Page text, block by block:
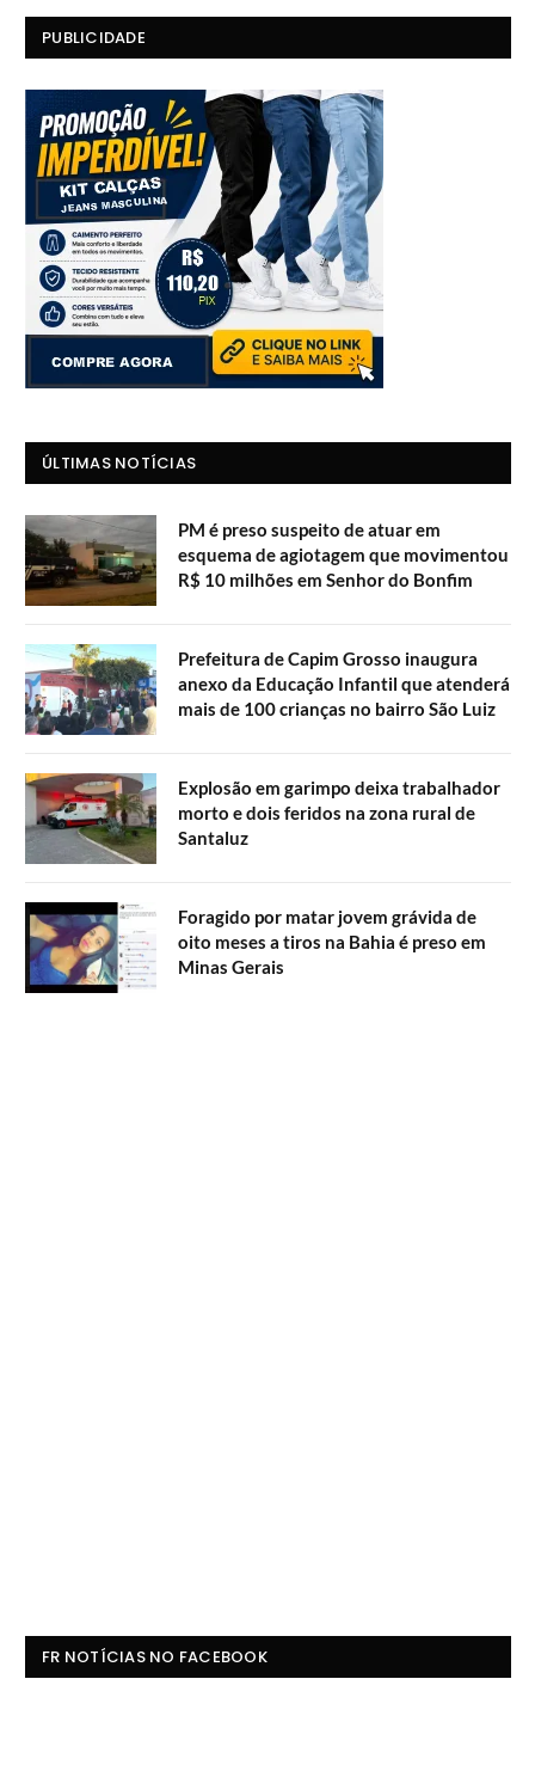
PUBLICIDADE
ÚLTIMAS NOTÍCIAS
PM é preso suspeito de atuar em
esquema de agiotagem que movimentou
R$ 10 milhões em Senhor do Bonfim
Prefeitura de Capim Grosso inaugura
anexo da Educação Infantil que atenderá
mais de 100 crianças no bairro São Luiz
Explosão em garimpo deixa trabalhador
morto e dois feridos na zona rural de
Santaluz
Foragido por matar jovem grávida de
oito meses a tiros na Bahia é preso em
Minas Gerais
FR NOTÍCIAS NO FACEBOOK